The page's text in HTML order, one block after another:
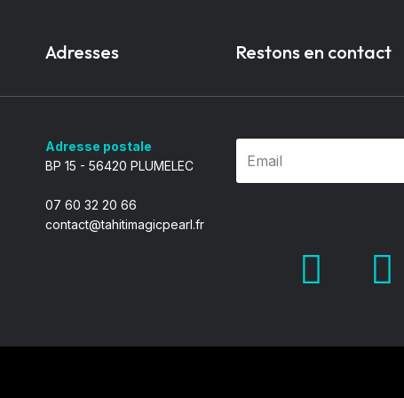
Adresses
Adresse postale
BP 15 - 56420 PLUMELEC
07 60 32 20 66
contact@tahitimagicpearl.fr
Restons en contact